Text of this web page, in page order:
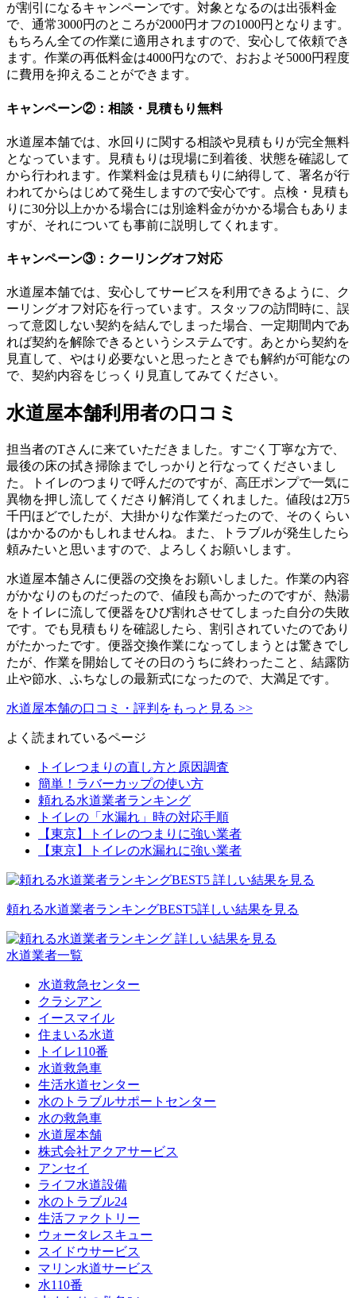
が割引になるキャンペーンです。対象となるのは出張料金
で、通常3000円のところが2000円オフの1000円となります。
もちろん全ての作業に適用されますので、安心して依頼でき
ます。作業の再低料金は4000円なので、おおよそ5000円程度
に費用を抑えることができます。
キャンペーン②：相談・見積もり無料
水道屋本舗では、水回りに関する相談や見積もりが完全無料
となっています。見積もりは現場に到着後、状態を確認して
から行われます。作業料金は見積もりに納得して、署名が行
われてからはじめて発生しますので安心です。点検・見積も
りに30分以上かかる場合には別途料金がかかる場合もありま
すが、それについても事前に説明してくれます。
キャンペーン③：クーリングオフ対応
水道屋本舗では、安心してサービスを利用できるように、ク
ーリングオフ対応を行っています。スタッフの訪問時に、誤
って意図しない契約を結んでしまった場合、一定期間内であ
れば契約を解除できるというシステムです。あとから契約を
見直して、やはり必要ないと思ったときでも解約が可能なの
で、契約内容をじっくり見直してみてください。
水道屋本舗利用者の 口コミ
担当者のTさんに来ていただきました。すごく丁寧な方で、
最後の床の拭き掃除までしっかりと行なってくださいまし
た。トイレのつまりで呼んだのですが、高圧ポンプで一気に
異物を押し流してくださり解消してくれました。値段は2万5
千円ほどでしたが、大掛かりな作業だったので、そのくらい
はかかるのかもしれませんね。また、トラブルが発生したら
頼みたいと思いますので、よろしくお願いします。
水道屋本舗さんに便器の交換をお願いしました。作業の内容
がかなりのものだったので、値段も高かったのですが、熱湯
をトイレに流して便器をひび割れさせてしまった自分の失敗
です。でも見積もりを確認したら、割引されていたのであり
がたかったです。便器交換作業になってしまうとは驚きでし
たが、作業を開始してその日のうちに終わったこと、結露防
止や節水、ふちなしの最新式になったので、大満足です。
水道屋本舗の口コミ・評判をもっと見る >>
よく読まれているページ
トイレつまりの直し方と原因調査
簡単！ラバーカップの使い方
頼れる水道業者ランキング
トイレの「水漏れ」時の対応手順
【東京】トイレのつまりに強い業者
【東京】トイレの水漏れに強い業者
頼れる水道業者ランキングBEST5詳しい結果を見る
水道業者一覧
水道救急センター
クラシアン
イースマイル
住まいる水道
トイレ110番
水道救急車
生活水道センター
水のトラブルサポートセンター
水の救急車
水道屋本舗
株式会社アクアサービス
アンセイ
ライフ水道設備
水のトラブル24
生活ファクトリー
ウォータレスキュー
スイドウサービス
マリン水道サービス
水110番